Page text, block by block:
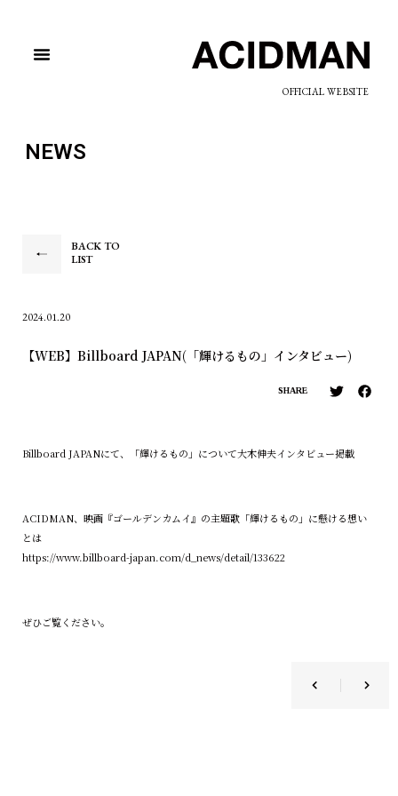
OFFICIAL WEBSITE
NEWS
BACK TO
LIST
2024.01.20
【WEB】Billboard JAPAN(「輝けるもの」インタビュー)
SHARE
Billboard JAPANにて、「輝けるもの」について大木伸夫インタビュー掲載
ACIDMAN、映画『ゴールデンカムイ』の主題歌「輝けるもの」に懸ける想い
とは
https://www.billboard-japan.com/d_news/detail/133622
ぜひご覧ください。